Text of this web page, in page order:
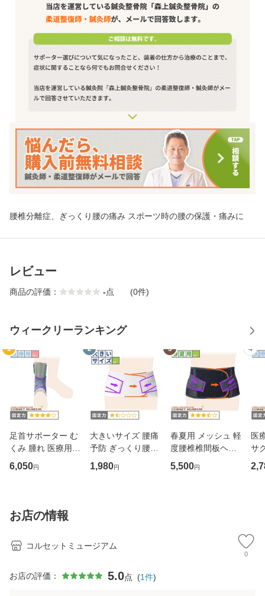
腰椎分離症、ぎっくり腰の痛み スポーツ時の腰の保護・痛みに
レビュー
商品の評価： -点 (0件)
ウィークリーランキング
1
足首サポーター む
くみ 腫れ 医療用
アンクルソフト
6,050円
2
大きいサイズ 腰痛
予防 ぎっくり腰｜
マックスベルトme
2(3L・4L・5Lサイ
1,980円
3
春夏用 メッシュ 軽
度腰椎椎間板ヘル
ニア｜ガード・メ
ッシュA
5,500円
4
医
サ
お店の情報
コルセットミュージアム
0
お店の評価： 5.0点 (1件)